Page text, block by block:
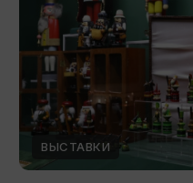
ВЫСТАВКИ